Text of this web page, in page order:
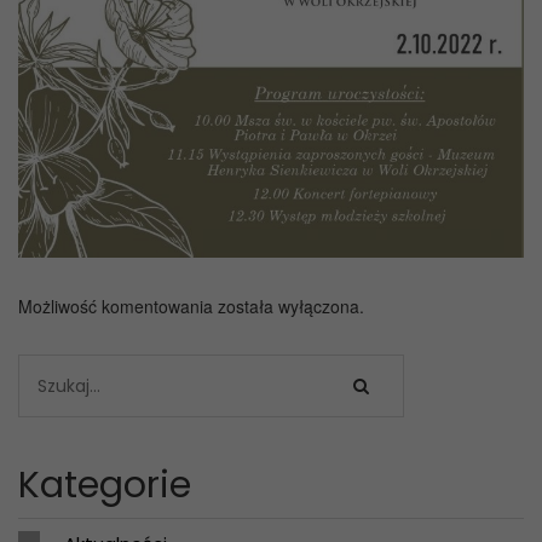
Możliwość komentowania została wyłączona.
Kategorie